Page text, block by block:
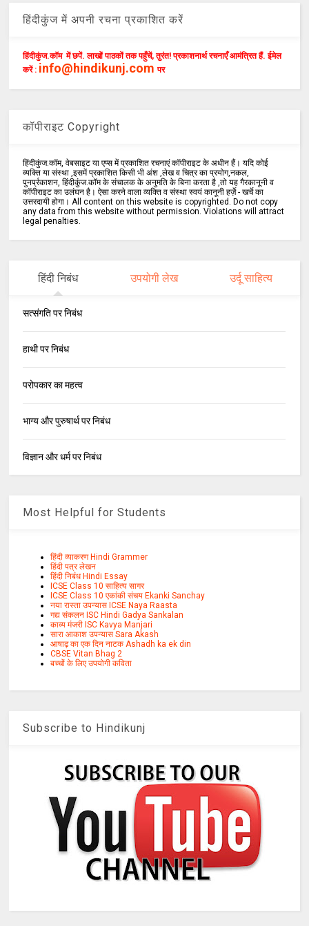
हिंदीकुंज में अपनी रचना प्रकाशित करें
हिंदीकुंज.कॉम में छपें. लाखों पाठकों तक पहुँचें, तुरंत! प्रकाशनार्थ रचनाएँ आमंत्रित हैं. ईमेल
करें : info@hindikunj.com पर
कॉपीराइट Copyright
हिंदीकुंज.कॉम, वेबसाइट या एप्स में प्रकाशित रचनाएं कॉपीराइट के अधीन हैं। यदि कोई
व्यक्ति या संस्था ,इसमें प्रकाशित किसी भी अंश ,लेख व चित्र का प्रयोग,नकल,
पुनर्प्रकाशन, हिंदीकुंज.कॉम के संचालक के अनुमति के बिना करता है ,तो यह गैरकानूनी व
कॉपीराइट का उलंघन है। ऐसा करने वाला व्यक्ति व संस्था स्वयं कानूनी हर्ज़े - खर्चे का
उत्तरदायी होगा। All content on this website is copyrighted. Do not copy
any data from this website without permission. Violations will attract
legal penalties.
हिंदी निबंध उपयोगी लेख उर्दू साहित्य
सत्संगति पर निबंध
हाथी पर निबंध
परोपकार का महत्व
भाग्य और पुरुषार्थ पर निबंध
विज्ञान और धर्म पर निबंध
Most Helpful for Students
हिंदी व्याकरण Hindi Grammer
हिंदी पत्र लेखन
हिंदी निबंध Hindi Essay
ICSE Class 10 साहित्य सागर
ICSE Class 10 एकांकी संचय Ekanki Sanchay
नया रास्ता उपन्यास ICSE Naya Raasta
गद्य संकलन ISC Hindi Gadya Sankalan
काव्य मंजरी ISC Kavya Manjari
सारा आकाश उपन्यास Sara Akash
आषाढ़ का एक दिन नाटक Ashadh ka ek din
CBSE Vitan Bhag 2
बच्चों के लिए उपयोगी कविता
Subscribe to Hindikunj